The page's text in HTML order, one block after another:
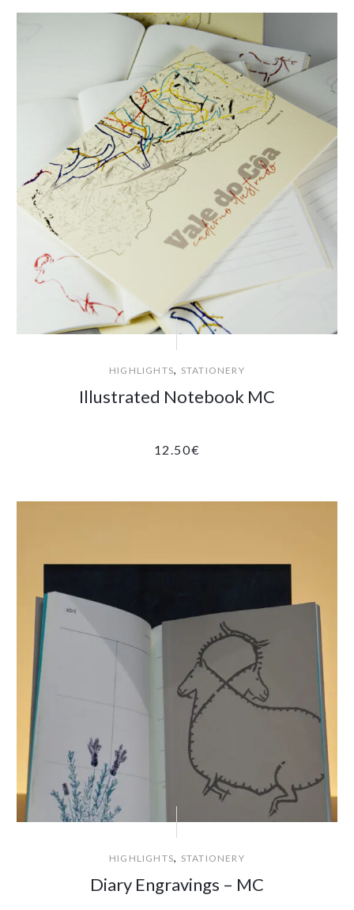
HIGHLIGHTS, STATIONERY
Illustrated Notebook MC
12.50€
HIGHLIGHTS, STATIONERY
Diary Engravings – MC